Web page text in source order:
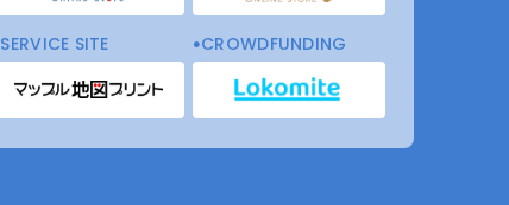
SERVICE SITE CROWDFUNDING